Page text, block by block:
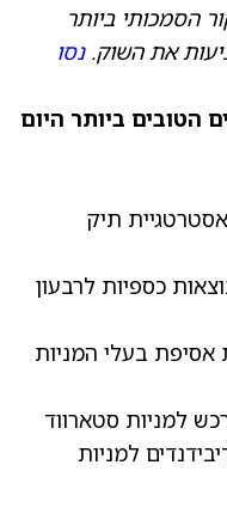
הסמכותי ביותר
את השוק.נסו
הטובים ביותר היום
תיק
כספיות לרבעון
אסיפת בעלי המניות
למניות סטארווד
למניות